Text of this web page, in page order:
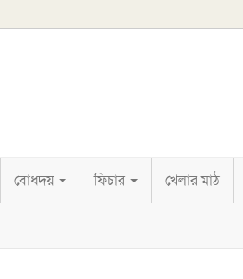
বোধদয় ফিচার খেলার মাঠ